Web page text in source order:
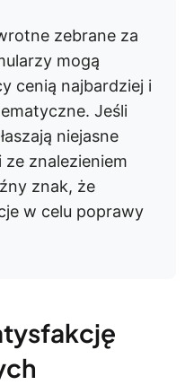
zebrane za
mogą
cenią najbardziej i
Jeśli
niejasne
znalezieniem
znak, że
w celu poprawy